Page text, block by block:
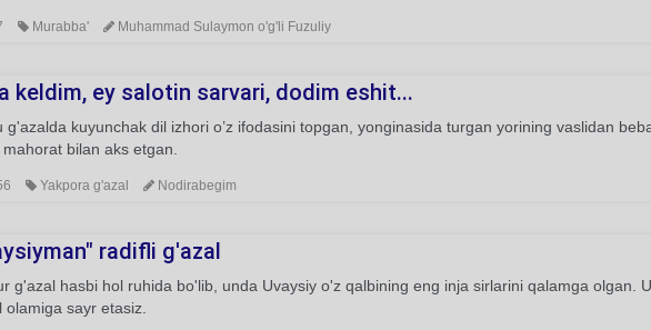
Murabba' Muhammad Sulaymon o'g'li Fuzuliy
keldim, ey salotin sarvari, dodim eshit...
g'azalda kuyunchak dil izhori o’z ifodasini topgan, yonginasida turgan yorining vaslidan
mahorat bilan aks etgan.
Yakpora g'azal Nodirabegim
radifli g'azal
g'azal hasbi hol ruhida bo'lib, unda Uvaysiy o'z qalbining eng inja sirlarini qalamga olgan.
olamiga sayr etasiz.